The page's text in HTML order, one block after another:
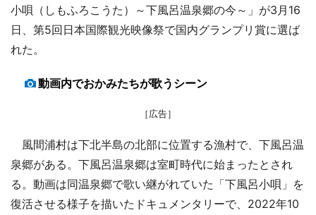
小唄（しもふろこうた）～下風呂温泉郷の今～」が3月16
日、第5回日本国際観光映像祭で国内グランプリ賞に選ば
れた。
動画内でおかみたちが歌うシーン
［広告］
風間浦村は下北半島の北部に位置する漁村で、下風呂温
泉郷がある。下風呂温泉郷は室町時代に始まったとされ
る。動画は同温泉郷で歌い継がれていた「下風呂小唄」を
復活させる様子を描いたドキュメンタリーで、2022年10